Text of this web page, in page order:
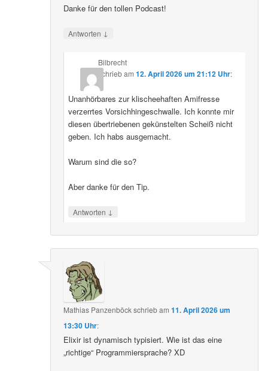
Danke für den tollen Podcast!
Antworten ↓
Bilbrecht
schriebam 12. April 2026 um 21:12 Uhr:
Unanhörbares zur klischeehaften Amifresse
verzerrtes Vorsichhingeschwalle. Ich konnte mir
diesen übertriebenen gekünstelten Scheiß nicht
geben. Ich habs ausgemacht.
Warum sind die so?
Aber danke für den Tip.
Antworten ↓
Mathias Panzenböckschriebam11. April 2026 um
13:30 Uhr:
Elixir ist dynamisch typisiert. Wie ist das eine
„richtige“ Programmiersprache? XD